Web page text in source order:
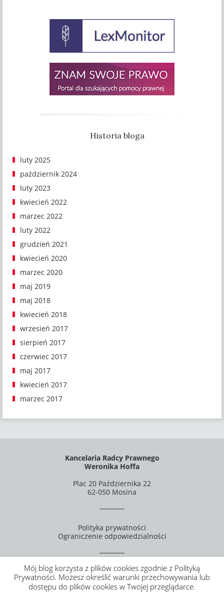
Historia bloga
luty 2025
październik 2024
luty 2023
kwiecień 2022
marzec 2022
luty 2022
grudzień 2021
kwiecień 2020
marzec 2020
maj 2019
maj 2018
kwiecień 2018
wrzesień 2017
sierpień 2017
czerwiec 2017
maj 2017
kwiecień 2017
marzec 2017
Kancelaria Radcy Prawnego
Weronika Hoffa
Plac 20 Października 22
62-050 Mosina
Polityka prywatności
Ograniczenie odpowiedzialności
Strategy, design, marketing & support byweb.lex
Mój blog korzysta z plików cookies zgodnie z Polityką
Prywatności. Możesz określić warunki przechowywania lub
dostępu do plików cookies w Twojej przeglądarce.